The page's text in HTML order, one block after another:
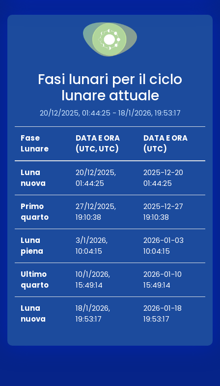
Fasi lunari per il ciclo
lunare attuale
20/12/2025, 01:44:25 - 18/1/2026, 19:53:17
Fase
Lunare
DATA E ORA
(UTC, UTC)
DATA E ORA
(UTC)
Luna
nuova
20/12/2025,
01:44:25
2025-12-20
01:44:25
Primo
quarto
27/12/2025,
19:10:38
2025-12-27
19:10:38
Luna
piena
3/1/2026,
10:04:15
2026-01-03
10:04:15
Ultimo
quarto
10/1/2026,
15:49:14
2026-01-10
15:49:14
Luna
nuova
18/1/2026,
19:53:17
2026-01-18
19:53:17